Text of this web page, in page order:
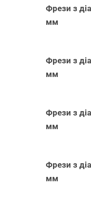
Фрези з
мм
Фрези з
мм
Фрези з
мм
Фрези з
мм